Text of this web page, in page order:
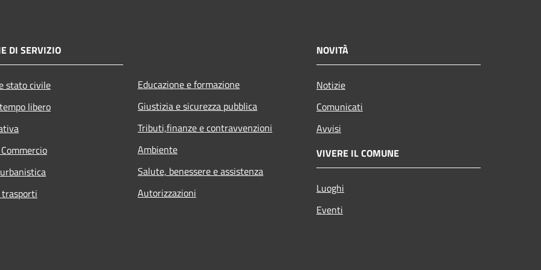
DI SERVIZIO
stato civile
libero
Educazione e formazione
Giustizia e sicurezza pubblica
Tributi,finanze e contravvenzioni
Ambiente
Salute, benessere e assistenza
Autorizzazioni
NOVITÀ
Notizie
Comunicati
Avvisi
VIVERE IL COMUNE
Luoghi
Eventi